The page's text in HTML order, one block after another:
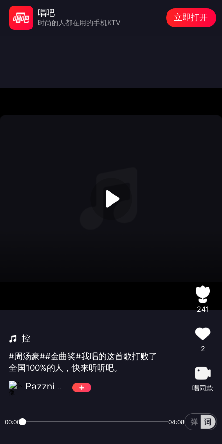
控
#周汤豪##金曲奖#我唱的这首歌打败了
全国100%的人，快来听听吧。
Pazzni☄️萬♾️歌
241
2
唱同款
00:00 04:08
唱吧
时尚的人都在用的手机KTV
立即打开